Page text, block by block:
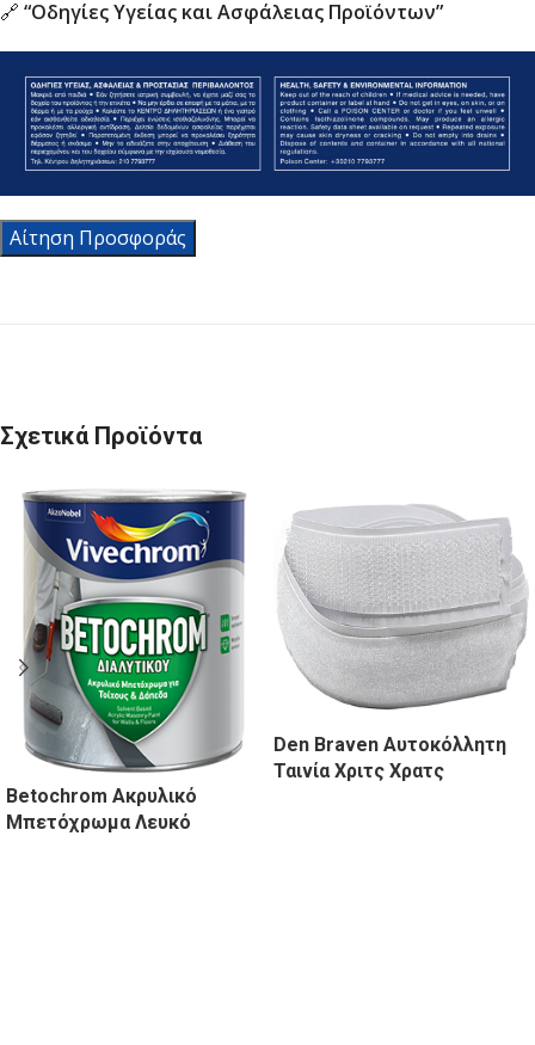
🔗 “Οδηγίες Υγείας και Ασφάλειας Προϊόντων”
Αίτηση Προσφοράς
Σχετικά Προϊόντα
Betochrom Ακρυλικό
Μπετόχρωμα Λευκό
Den Braven Αυτοκόλλητη
Ταινία Χριτς Χρατς